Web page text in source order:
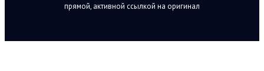
прямой, активной ссылкой на оригинал